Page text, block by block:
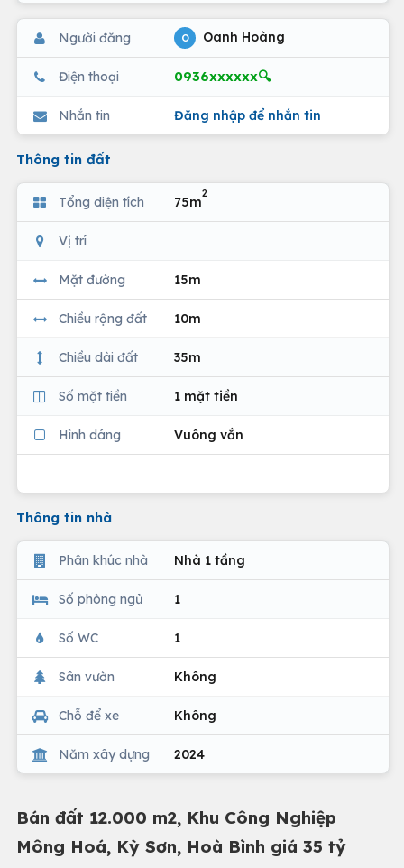
Người đăng O Oanh Hoàng
Điện thoại 0936xxxxxx🔍
Nhắn tin Đăng nhập để nhắn tin
Thông tin đất
Tổng diện tích 75m
2
Vị trí
Mặt đường 15m
Chiều rộng đất 10m
Chiều dài đất 35m
Số mặt tiền 1 mặt tiền
Hình dáng Vuông vắn
Thông tin nhà
Phân khúc nhà Nhà 1 tầng
Số phòng ngủ 1
Số WC 1
Sân vườn Không
Chỗ để xe Không
Năm xây dựng 2024
Bán đất 12.000 m2, Khu Công Nghiệp
Mông Hoá, Kỳ Sơn, Hoà Bình giá 35 tỷ